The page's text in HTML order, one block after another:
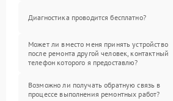
Диагностика проводится бесплатно?
Может ли вместо меня принять устройство
после ремонта другой человек, контактный
телефон которого я предоставлю?
Возможно ли получать обратную связь в
процессе выполнения ремонтных работ?